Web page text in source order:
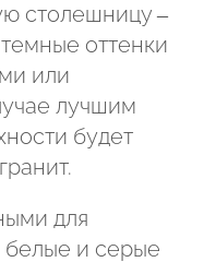
столешницу –
оттенки
или
лучшим
будет
для
белые и серые